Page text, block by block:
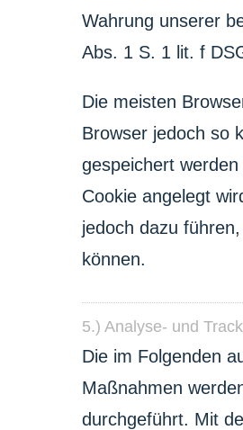
Wahrung unserer
Abs. 1 S. 1 lit. f
Die meisten
Browser jedoch so
gespeichert
Cookie angelegt
jedoch dazu
können.
5.) Analyse- und
Die im Folgenden
Maßnahmen
durchgeführt. Mit